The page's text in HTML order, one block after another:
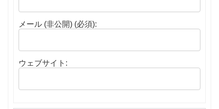
メール (非公開) (必須):
ウェブサイト: